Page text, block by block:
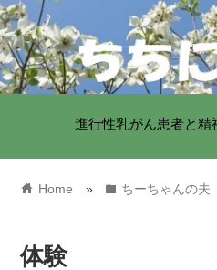
進行性乳がん患者と精
home Home » folder ちーちゃんの夫
体験